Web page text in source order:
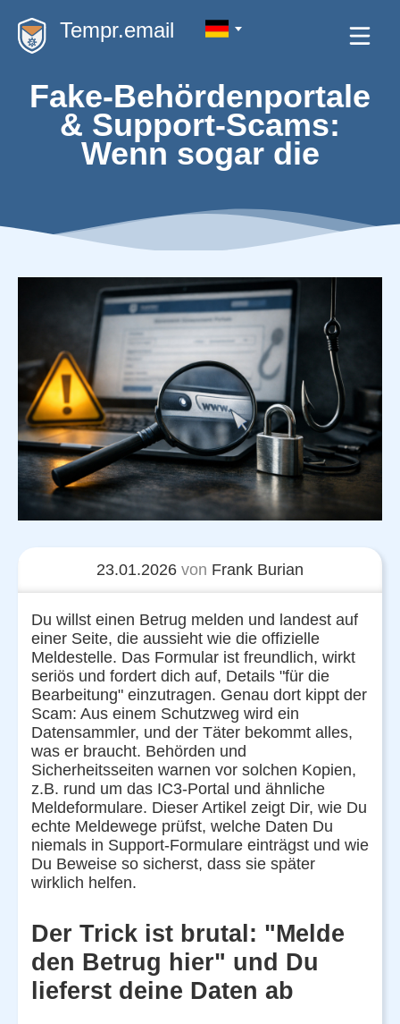
Tempr.email
Fake-Behördenportale
& Support-Scams:
Wenn sogar die
23.01.2026 von Frank Burian
Du willst einen Betrug melden und landest auf
einer Seite, die aussieht wie die offizielle
Meldestelle. Das Formular ist freundlich, wirkt
seriös und fordert dich auf, Details "für die
Bearbeitung" einzutragen. Genau dort kippt der
Scam: Aus einem Schutzweg wird ein
Datensammler, und der Täter bekommt alles,
was er braucht. Behörden und
Sicherheitsseiten warnen vor solchen Kopien,
z.B. rund um das IC3-Portal und ähnliche
Meldeformulare. Dieser Artikel zeigt Dir, wie Du
echte Meldewege prüfst, welche Daten Du
niemals in Support-Formulare einträgst und wie
Du Beweise so sicherst, dass sie später
wirklich helfen.
Der Trick ist brutal: "Melde
den Betrug hier" und Du
lieferst deine Daten ab